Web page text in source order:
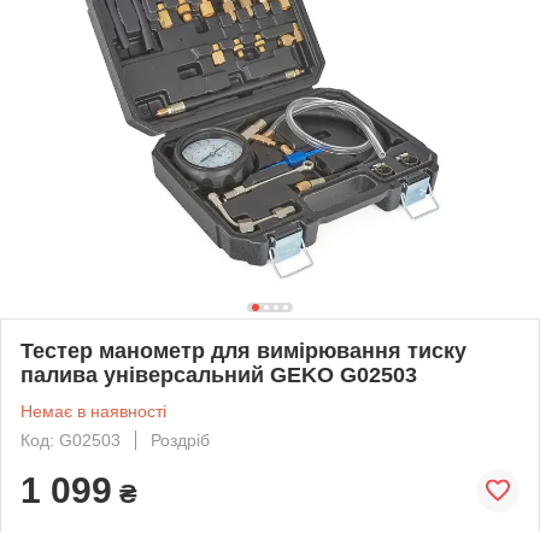
Тестер манометр для вимірювання тиску
палива універсальний GEKO G02503
Немає в наявності
Код: G02503
Роздріб
1 099 ₴